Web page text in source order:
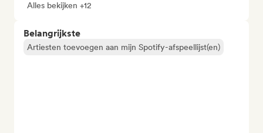
Alles bekijken +12
Belangrijkste
Artiesten toevoegen aan mijn Spotify-afspeellijst(en)